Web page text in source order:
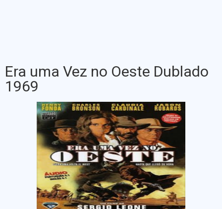
Era uma Vez no Oeste Dublado
1969